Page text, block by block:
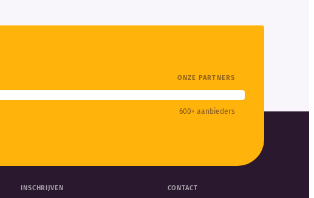
ONZE PARTNERS
600+ aanbieders
INSCHRIJVEN CONTACT